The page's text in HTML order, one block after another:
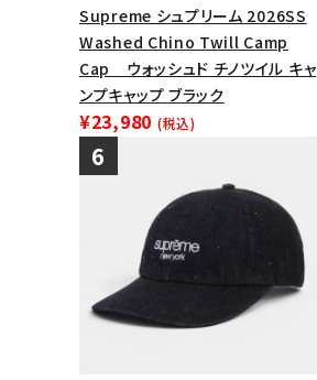
Supreme シュプリーム 2026SS
Washed Chino Twill Camp
Cap ウォッシュド チノツイル キャ
ンプキャップ ブラック
¥23,980 (税込)